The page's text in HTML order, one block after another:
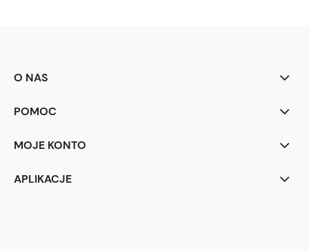
O NAS
POMOC
MOJE KONTO
APLIKACJE